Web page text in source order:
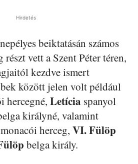
Hirdetés
beiktatásán számos
részt vett a Szent Péter téren,
kezdve ismert
között jelen volt például
hercegné, Letícia spanyol
királyné, valamint
monacói herceg, VI. Fülöp
belga király.